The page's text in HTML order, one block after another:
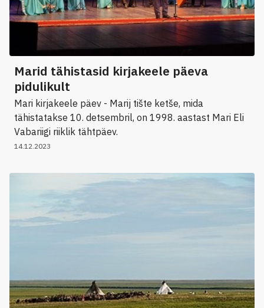
Marid tähistasid kirjakeele päeva
pidulikult
Mari kirjakeele päev - Marij tište ketše, mida
tähistatakse 10. detsembril, on 1998. aastast Mari Eli
Vabariigi riiklik tähtpäev.
14.12.2023